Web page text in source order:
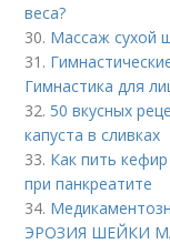
веса?
30. Массаж сухой
31.
Гимнастика для
32. 50 вкусных
капуста в сливках
33. Как пить
при панкреатите
34.
ЭРОЗИЯ ШЕЙКИ